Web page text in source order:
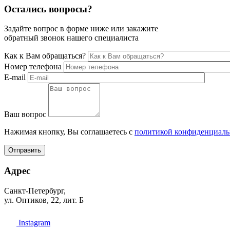
Остались вопросы?
Задайте вопрос в форме ниже или закажите
обратный звонок нашего специалиста
Как к Вам обращаться?
Номер телефона
E-mail
Ваш вопрос
Нажимая кнопку, Вы соглашаетесь с политикой
Отправить
Адрес
Санкт-Петербург,
ул. Оптиков, 22, лит. Б
Instagram